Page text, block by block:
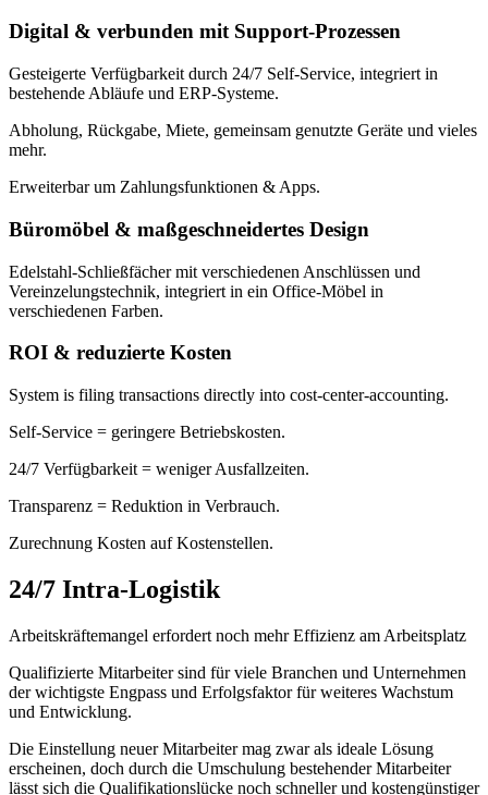
Digital & verbunden mit Support-Prozessen
Gesteigerte Verfügbarkeit durch 24/7 Self-Service, integriert in
bestehende Abläufe und ERP-Systeme.
Abholung, Rückgabe, Miete, gemeinsam genutzte Geräte und vieles
mehr.
Erweiterbar um Zahlungsfunktionen & Apps.
Büromöbel & maßgeschneidertes Design
Edelstahl-Schließfächer mit verschiedenen Anschlüssen und
Vereinzelungstechnik, integriert in ein Office-Möbel in
verschiedenen Farben.
ROI & reduzierte Kosten
System is filing transactions directly into cost-center-accounting.
Self-Service = geringere Betriebskosten.
24/7 Verfügbarkeit = weniger Ausfallzeiten.
Transparenz = Reduktion in Verbrauch.
Zurechnung Kosten auf Kostenstellen.
24/7 Intra-Logistik
Arbeitskräftemangel erfordert noch mehr Effizienz am Arbeitsplatz
Qualifizierte Mitarbeiter sind für viele Branchen und Unternehmen
der wichtigste Engpass und Erfolgsfaktor für weiteres Wachstum
und Entwicklung.
Die Einstellung neuer Mitarbeiter mag zwar als ideale Lösung
erscheinen, doch durch die Umschulung bestehender Mitarbeiter
lässt sich die Qualifikationslücke noch schneller und kostengünstiger